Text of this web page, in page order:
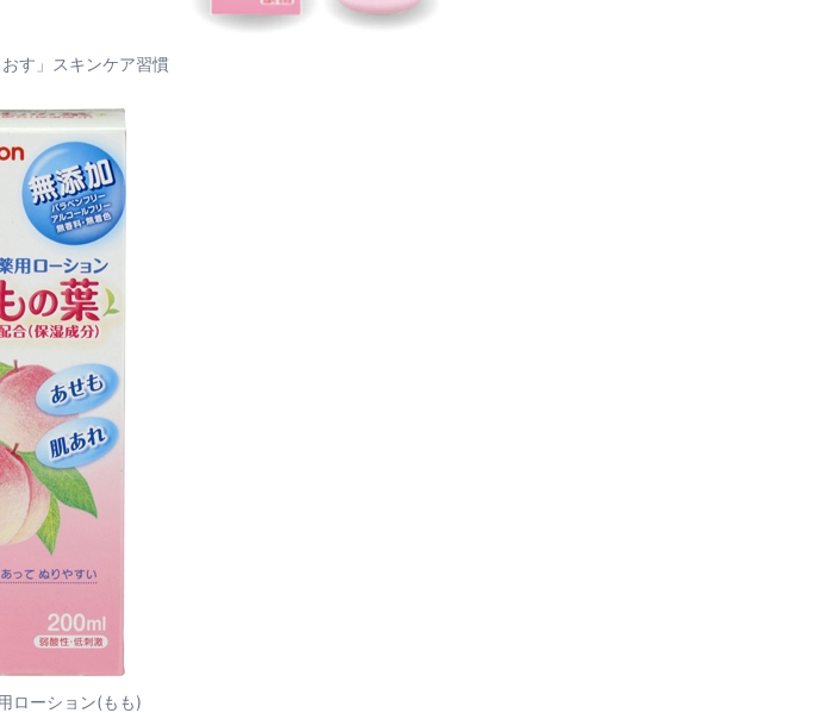
おす」スキンケア習慣
ローション(もも)